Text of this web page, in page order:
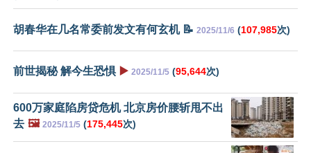
胡春华在几名常委前发文有何玄机 📝 2025/11/6 (107,985次)
前世揭秘 解今生恐惧 ▶️ 2025/11/5 (95,644次)
600万家庭陷房贷危机 北京房价腰斩甩不出
去 🖼️ 2025/11/5 (175,445次)